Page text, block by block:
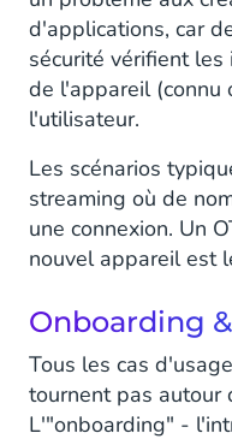
d'applications, car
sécurité vérifient
de l'appareil (connu
l'utilisateur.
Les scénarios
streaming où de
une connexion. Un
nouvel appareil est
Onboarding
Tous les cas
tournent pas autour
L'"onboarding" -